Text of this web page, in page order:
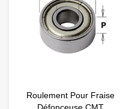
Roulement Pour Fraise